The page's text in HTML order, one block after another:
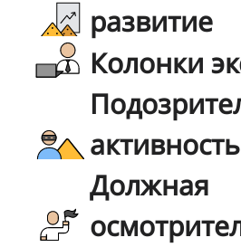
развитие
Колонки
активность
Должная